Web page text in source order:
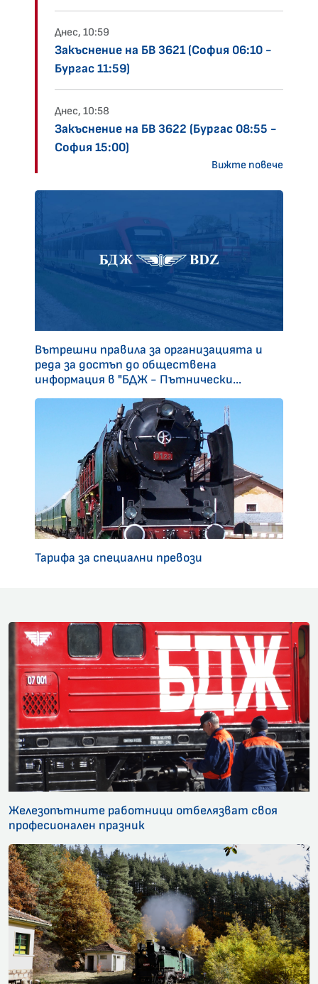
Днес, 10:59
Закъснение на БВ 3621 (София 06:10 -
Бургас 11:59)
Днес, 10:58
Закъснение на БВ 3622 (Бургас 08:55 -
София 15:00)
Вижте повече
Вътрешни правила за организацията и
реда за достъп до обществена
информация в "БДЖ - Пътнически...
Тарифа за специални превози
Железопътните работници отбелязват своя
професионален празник